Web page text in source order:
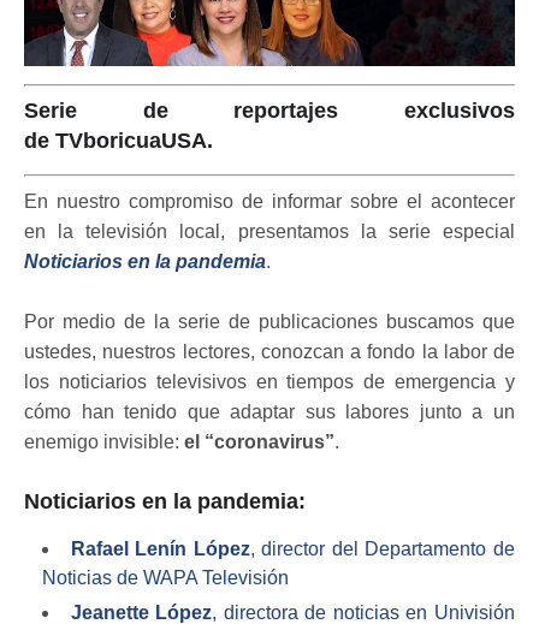
Serie de reportajes exclusivos
de TVboricuaUSA.
En nuestro compromiso de informar sobre el acontecer
en la televisión local, presentamos la serie especial
Noticiarios en la pandemia.
Por medio de la serie de publicaciones buscamos que
ustedes, nuestros lectores, conozcan a fondo la labor de
los noticiarios televisivos en tiempos de emergencia y
cómo han tenido que adaptar sus labores junto a un
enemigo invisible: el “coronavirus”.
Noticiarios en la pandemia:
Rafael Lenín López, director del Departamento de
Noticias de WAPA Televisión
Jeanette López, directora de noticias en Univisión